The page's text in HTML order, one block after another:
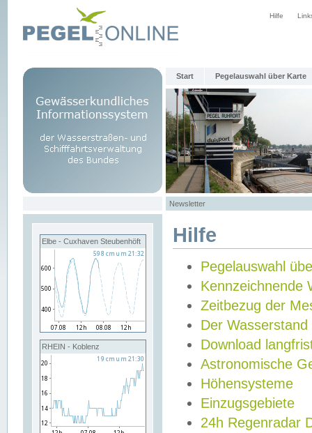
Hilfe
Start Pegelauswahl über Karte
Newsletter
Elbe - Cuxhaven Steubenhöft
RHEIN - Koblenz
Hilfe
Pegelauswahl
Kennzeichnende
Zeitbezug der
Der Wasserstand
Download
Astronomische
Höhensysteme
Einzugsgebiete
24h Regenradar